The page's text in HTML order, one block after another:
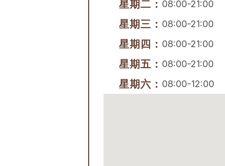
星期二： 08:00-21:00
星期三： 08:00-21:00
星期四： 08:00-21:00
星期五： 08:00-21:00
星期六： 08:00-12:00